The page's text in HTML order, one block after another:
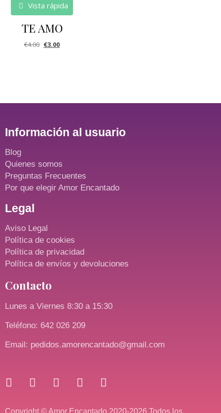
Vista rápida
TE AMO
€4.00 €3.00
Información al usuario
Blog
Quienes somos
Preguntas Frecuentes
Por que elegir Amor Encantado
Legal
Aviso Legal
Política de cookies
Política de privacidad
Política de envíos y devoluciones
Contacto
Lunes a Viernes 8:30 a 15:30
Teléfono: 642 026 209
Email: pedidos.amorencantado@gmail.com
Copyright © Amor Encantado 2020-2026 Todos los